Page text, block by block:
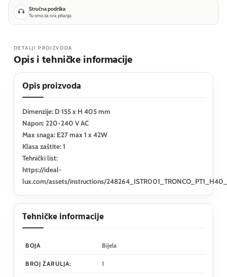
Stručna podrška
Tu smo za sva pitanja
DETALJI PROIZVODA
Opis i tehničke informacije
Opis proizvoda
Dimenzije: D 155 x H 405 mm
Napon: 220-240 V AC
Max snaga: E27 max 1 x 42W
Klasa zaštite: 1
Tehnički list:
https://ideal-
lux.com/assets/instructions/
Tehničke informacije
BOJA Bijela
BROJ ŽARULJA: 1